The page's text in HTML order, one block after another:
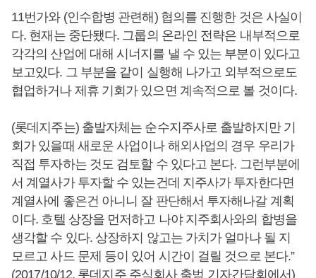
11번가와 (인수합병 관련해) 협의를 진행한 것은 사실이
다. 현재는 중단됐다. 그룹의 온라인 전략은 내부적으로
각각의 산업에 대해 시너지를 낼 수 있는 부분이 있다고
보고있다. 그 부분을 같이 실행해 나가고 외부적으로도
협업하거나 제휴 기회가 있으면 계속적으로 볼 것이다.
(롯데지주는) 출발자체는 순수지주사로 출발하지만 기
회가 있을때 새로운 사업이나 해외사업의 경우 우리가
직접 투자하는 것도 검토할 수 있다고 본다. 그런부분에
서 계열사가 투자할 수 있는건데 지주사가 투자한다면
계열사에 좋은건 아니니 잘 판단해서 투자해나갈 계획
이다. 호텔 상장을 먼저하고 나야 지주회사와의 합병을
생각할 수 있다. 상장하지 않고는 가치가 얼마나 될 지
모르고 사드 문제 등이 있어 시간이 걸릴 것으로 본다.”
(2017/10/12, 롯데지주 주식회사 출범 기자간담회에서)